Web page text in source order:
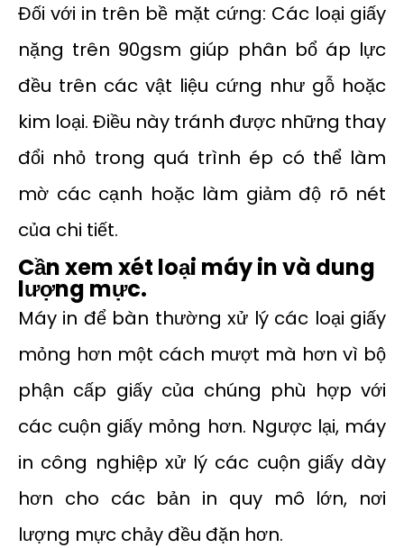
Đối với in trên bề mặt cứng: Các loại giấy
nặng trên 90gsm giúp phân bổ áp lực
đều trên các vật liệu cứng như gỗ hoặc
kim loại. Điều này tránh được những thay
đổi nhỏ trong quá trình ép có thể làm
mờ các cạnh hoặc làm giảm độ rõ nét
của chi tiết.
Cần xem xét loại máy in và dung
lượng mực.
Máy in để bàn thường xử lý các loại giấy
mỏng hơn một cách mượt mà hơn vì bộ
phận cấp giấy của chúng phù hợp với
các cuộn giấy mỏng hơn. Ngược lại, máy
in công nghiệp xử lý các cuộn giấy dày
hơn cho các bản in quy mô lớn, nơi
lượng mực chảy đều đặn hơn.